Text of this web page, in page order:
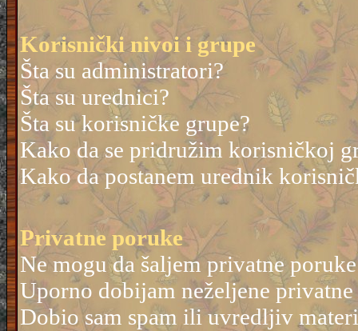
Korisnički nivoi i grupe
Šta su administratori?
Šta su urednici?
Šta su korisničke grupe?
Kako da se pridružim korisničkoj
Kako da postanem urednik
Privatne poruke
Ne mogu da šaljem privatne
Uporno dobijam neželjene
Dobio sam spam ili uvredljiv